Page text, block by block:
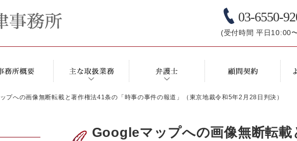
03-6550-
(受付時間 平日10:00
プへの画像無断転載と著作権法41条の「時事の事件の報道」（東京地裁令和5年2月28日判決）
Googleマップへの画像無断転載